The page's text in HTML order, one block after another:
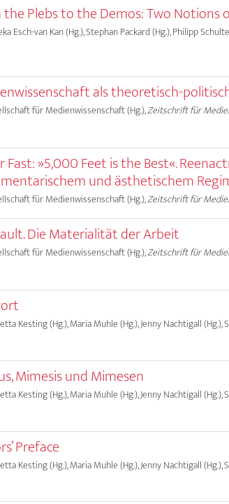
the Plebs to the Demos: Two
Esch-van Kan (Hg.), Stephan Packard (Hg.), Philipp
als theoretisch-
für Medienwissenschaft (Hg.),Zeitschrift für
Fast: »5,000 Feet is the Best«.
und ästhetischem
für Medienwissenschaft (Hg.),Zeitschrift für
Die Materialität der Arbeit
für Medienwissenschaft (Hg.),Zeitschrift für
Kesting (Hg.), Maria Muhle (Hg.), Jenny Nachtigall (Hg.),
Mimesis und Mimesen
Kesting (Hg.), Maria Muhle (Hg.), Jenny Nachtigall (Hg.),
Preface
Kesting (Hg.), Maria Muhle (Hg.), Jenny Nachtigall (Hg.),